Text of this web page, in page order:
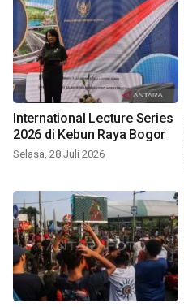
International Lecture Series
2026 di Kebun Raya Bogor
Selasa, 28 Juli 2026